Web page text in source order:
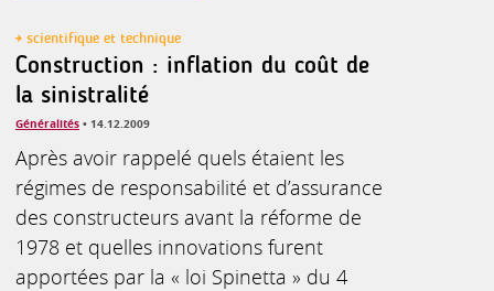
scientifique et technique
Construction : inflation du coût de
la sinistralité
Généralités • 14.12.2009
Après avoir rappelé quels étaient les
régimes de responsabilité et d’assurance
des constructeurs avant la réforme de
1978 et quelles innovations furent
apportées par la « loi Spinetta » du 4